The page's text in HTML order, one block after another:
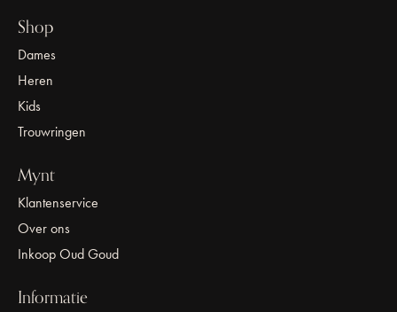
Shop
Dames
Heren
Kids
Trouwringen
Mynt
Klantenservice
Over ons
Inkoop Oud Goud
Informatie